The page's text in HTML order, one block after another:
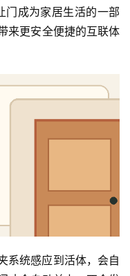
门成为家居生活的一部
来更安全便捷的互联体
系统感应到活体，会自